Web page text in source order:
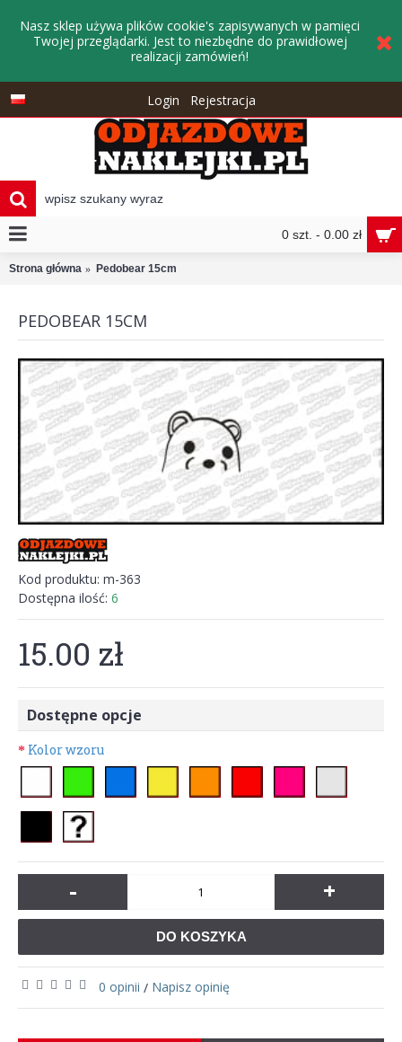
Nasz sklep używa plików cookie's zapisywanych w pamięci
Twojej przeglądarki. Jest to niezbędne do prawidłowej
realizacji zamówień!
Login Rejestracja
0 szt. - 0.00 zł
Strona główna Pedobear 15cm
PEDOBEAR 15CM
Kod produktu: m-363
Dostępna ilość: 6
15.00 zł
Dostępne opcje
Kolor wzoru
- +
DO KOSZYKA
0 opinii / Napisz opinię